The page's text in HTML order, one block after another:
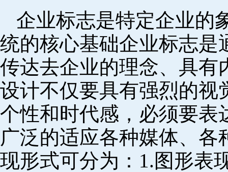
企业标志是特定企业的
统的核心基础企业标志是
传达去企业的理念、具有
设计不仅要具有强烈的视
个性和时代感，必须要表
广泛的适应各种媒体、
现形式可分为：1.图形表